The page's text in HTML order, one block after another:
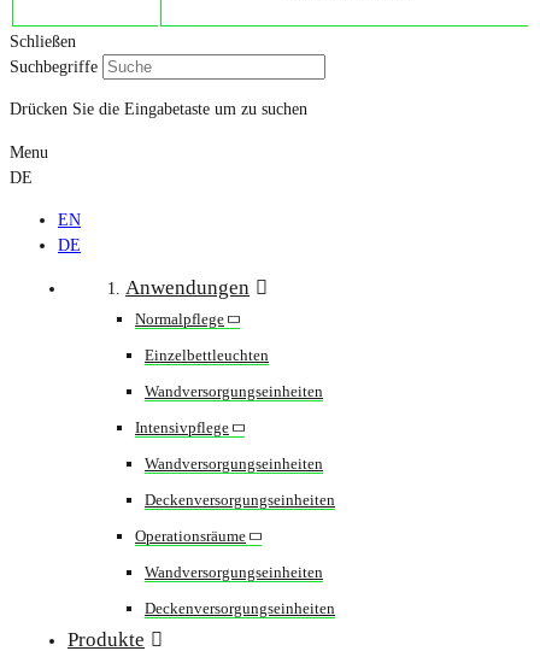
Schließen
Suchbegriffe
Drücken Sie die Eingabetaste um zu suchen
Menu
DE
EN
DE
Anwendungen
Normalpflege
Einzelbettleuchten
Wandversorgungseinheiten
Intensivpflege
Wandversorgungseinheiten
Deckenversorgungseinheiten
Operationsräume
Wandversorgungseinheiten
Deckenversorgungseinheiten
Produkte